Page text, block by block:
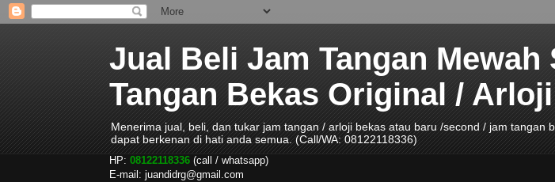
Jual Beli Jam Tangan
Tangan Bekas Original /
Menerima jual, beli, dan tukar jam tangan / arloji bekas atau baru /second / jam tangan
dapat berkenan di hati anda semua. (Call/WA: 08122118336)
HP: 08122118336 (call / whatsapp)
E-mail: juandidrg@gmail.com